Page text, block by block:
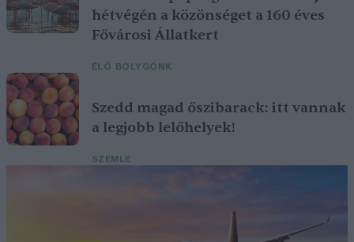
hétvégén a közönséget a 160 éves
Fővárosi Állatkert
ÉLŐ BOLYGÓNK
Szedd magad őszibarack: itt vannak
a legjobb lelőhelyek!
SZEMLE